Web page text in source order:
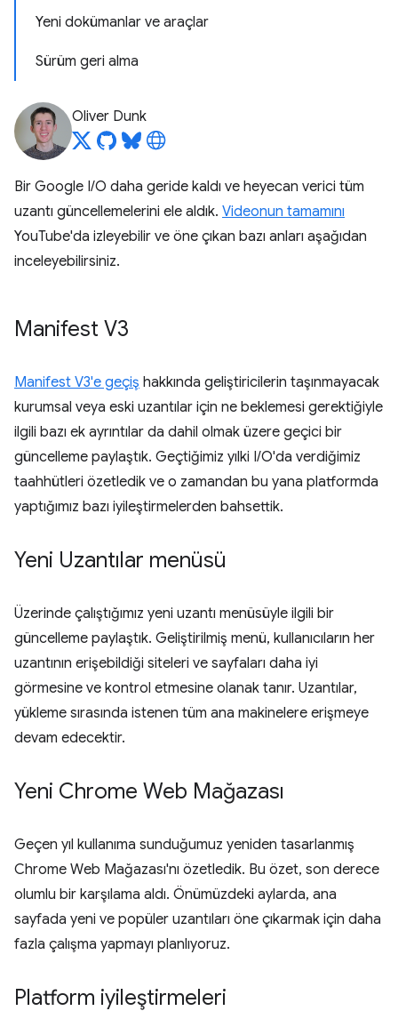
Yeni dokümanlar ve araçlar
Sürüm geri alma
Oliver Dunk
Bir Google I/O daha geride kaldı ve heyecan verici tüm
uzantı güncellemelerini ele aldık. Videonun tamamını
YouTube'da izleyebilir ve öne çıkan bazı anları aşağıdan
inceleyebilirsiniz.
Manifest V3
Manifest V3'e geçiş hakkında geliştiricilerin taşınmayacak
kurumsal veya eski uzantılar için ne beklemesi gerektiğiyle
ilgili bazı ek ayrıntılar da dahil olmak üzere geçici bir
güncelleme paylaştık. Geçtiğimiz yılki I/O'da verdiğimiz
taahhütleri özetledik ve o zamandan bu yana platformda
yaptığımız bazı iyileştirmelerden bahsettik.
Yeni Uzantılar menüsü
Üzerinde çalıştığımız yeni uzantı menüsüyle ilgili bir
güncelleme paylaştık. Geliştirilmiş menü, kullanıcıların her
uzantının erişebildiği siteleri ve sayfaları daha iyi
görmesine ve kontrol etmesine olanak tanır. Uzantılar,
yükleme sırasında istenen tüm ana makinelere erişmeye
devam edecektir.
Yeni Chrome Web Mağazası
Geçen yıl kullanıma sunduğumuz yeniden tasarlanmış
Chrome Web Mağazası'nı özetledik. Bu özet, son derece
olumlu bir karşılama aldı. Önümüzdeki aylarda, ana
sayfada yeni ve popüler uzantıları öne çıkarmak için daha
fazla çalışma yapmayı planlıyoruz.
Platform iyileştirmeleri